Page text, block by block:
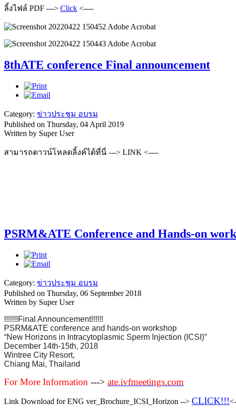
ลิ้งไฟล์ PDF ---> Click <----
8thATE conference Final announcement
Category: ข่าวประชุม อบรม
Published on Thursday, 04 April 2019
Written by Super User
สามารถดาวน์โหลดลิ้งค์ได้ที่นี่ ---> LINK <----
PSRM&ATE Conference and Hands-on
Category: ข่าวประชุม อบรม
Published on Thursday, 06 September 2018
Written by Super User
!!!!!!!Final Announcement!!!!!!
PSRM&ATE conference and hands-on workshop
“New Horizons in Intracytoplasmic Sperm Injection (ICSI)”
December 14th-15th, 2018
Wintree City Resort,
Chiang Mai, Thailand
For More Information ---> ate.ivfmeetings.com
Link Download for ENG ver_Brochure_ICSI_Horizon --> CLICK!!!